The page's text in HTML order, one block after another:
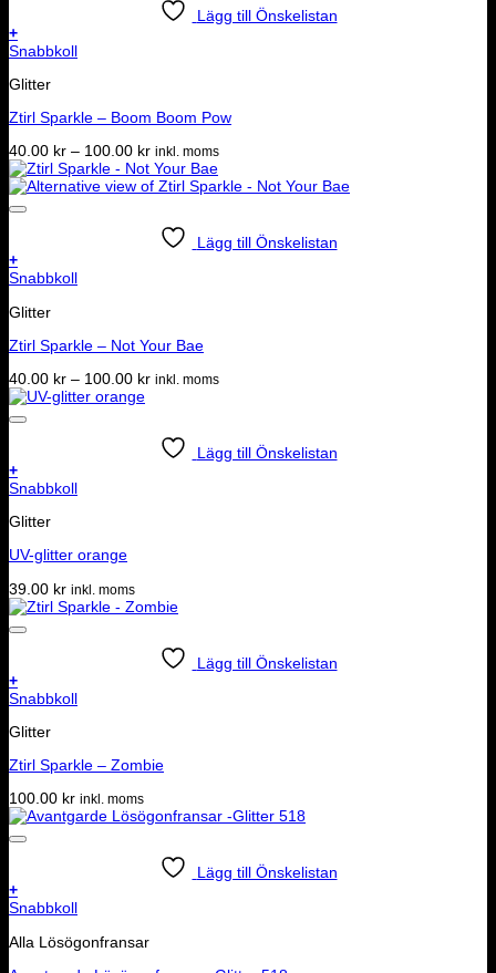
Lägg till Önskelistan
+
Den
produkten
flera
De
olika
alternativen
kan
produktsidan
Snabbkoll
Glitter
Ztirl Sparkle – Boom Boom Pow
40.00 kr – 100.00 krPrisintervall:
40.00 kr
till
inkl. moms
Lägg till Önskelistan
+
Den
produkten
flera
De
olika
alternativen
på
produktsidan
Snabbkoll
Glitter
Ztirl Sparkle – Not Your Bae
40.00 kr – 100.00 krPrisintervall:
inkl. moms
Lägg till Önskelistan
+
Snabbkoll
Glitter
UV-glitter orange
39.00 kr inkl. moms
Lägg till Önskelistan
+
Snabbkoll
Glitter
Ztirl Sparkle – Zombie
100.00 kr inkl. moms
Lägg till Önskelistan
+
Snabbkoll
Alla Lösögonfransar